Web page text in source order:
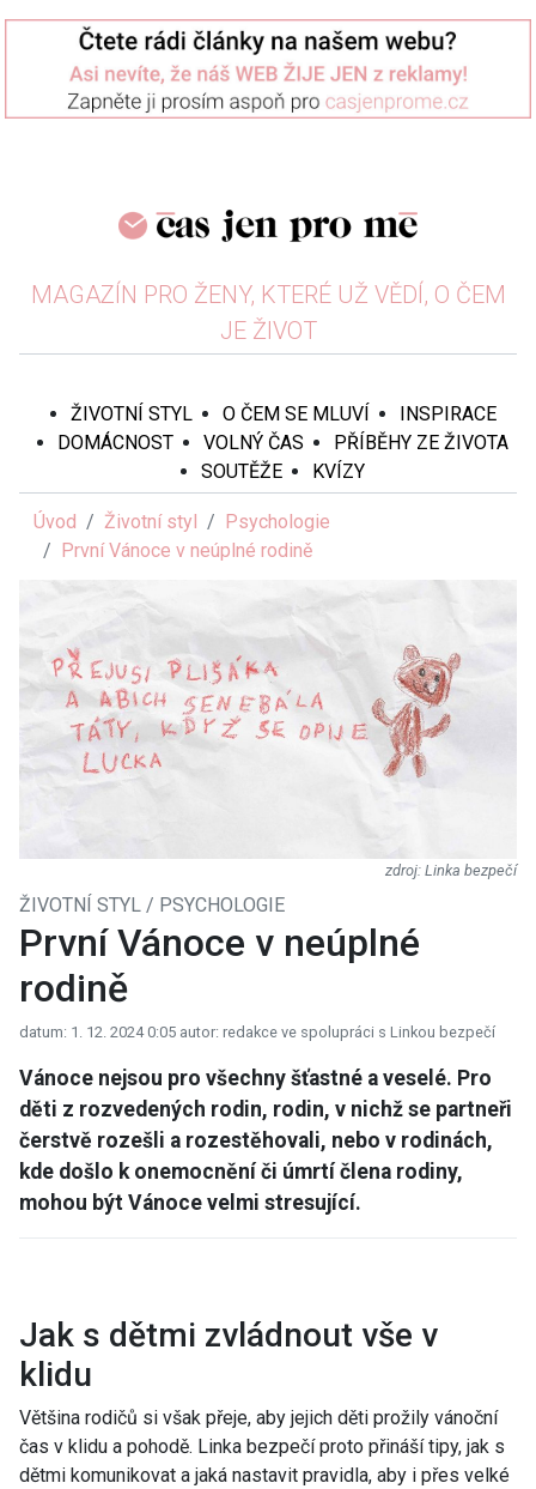
MAGAZÍN PRO ŽENY, KTERÉ UŽ VĚDÍ, O ČEM
JE ŽIVOT
ŽIVOTNÍ STYL O ČEM SE MLUVÍ
INSPIRACE
DOMÁCNOST
VOLNÝ ČAS
PŘÍBĚHY ZE ŽIVOTA
SOUTĚŽE
KVÍZY
Úvod Životní styl
Psychologie
První Vánoce v neúplné rodině
Linka bezpečí
ŽIVOTNÍ STYL / PSYCHOLOGIE
První Vánoce v neúplné
rodině
datum: 1. 12. 2024 0:05 autor: redakce ve spolupráci s Linkou bezpečí
Vánoce nejsou pro všechny šťastné a veselé. Pro
děti z rozvedených rodin, rodin, v nichž se partneři
čerstvě rozešli a rozestěhovali, nebo v rodinách,
kde došlo k onemocnění či úmrtí člena rodiny,
mohou být Vánoce velmi stresující.
Jak s dětmi zvládnout vše v
klidu
Většina rodičů si však přeje, aby jejich děti prožily vánoční
čas v klidu a pohodě. Linka bezpečí proto přináší tipy, jak s
dětmi komunikovat a jaká nastavit pravidla, aby i přes velké